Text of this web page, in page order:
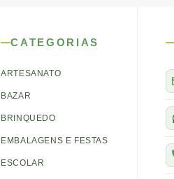
CATEGORIAS
ARTESANATO
BAZAR
BRINQUEDO
EMBALAGENS E FESTAS
ESCOLAR